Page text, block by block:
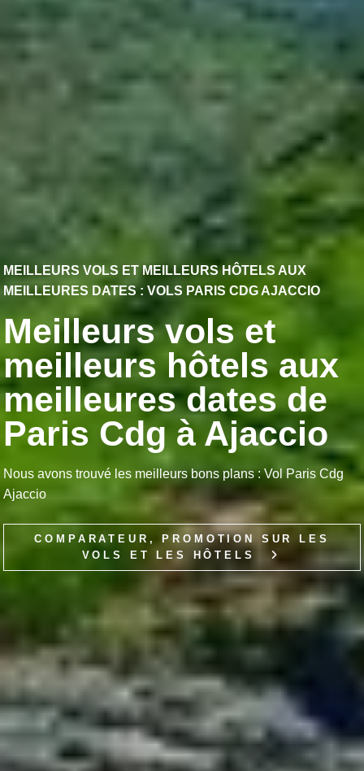
MEILLEURS VOLS ET MEILLEURS HÔTELS AUX
MEILLEURES DATES : VOLS PARIS CDG AJACCIO
Meilleurs vols et
meilleurs hôtels aux
meilleures dates de
Paris Cdg à Ajaccio
Nous avons trouvé les meilleurs bons plans : Vol Paris Cdg
Ajaccio
COMPARATEUR, PROMOTION SUR LES
VOLS ET LES HÔTELS